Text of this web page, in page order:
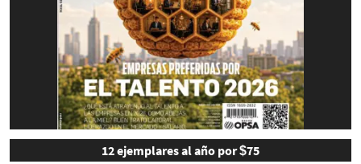
12 ejemplares al año por $75